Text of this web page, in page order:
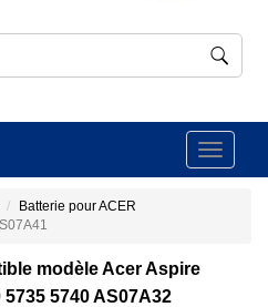
Toggle
Batterie pour ACER
modèle Acer Aspire
5735 5740 AS07A32